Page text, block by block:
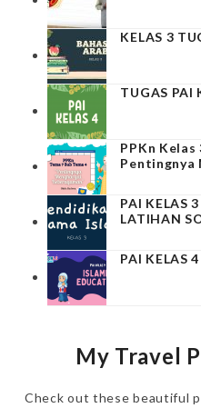
KELAS 3
TUGAS PAI
PPKn Kelas
Pentingnya
PAI KELAS
LATIHAN
PAI KELAS
My Travel
Check out these beautiful